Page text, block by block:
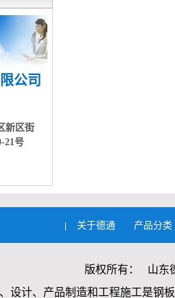
公司
新区街
21号
关于德通 产品分类
版权所有： 山东
设计、产品制造和工程施工是钢